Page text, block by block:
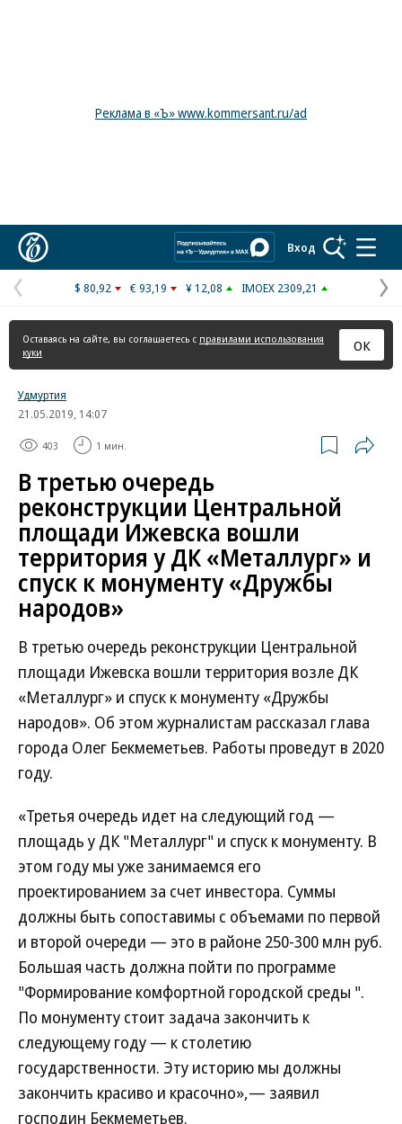
Реклама в «Ъ» www.kommersant.ru/ad
Вход
Предыдущая
страница
$ 80,92 € 93,19 ¥ 12,08 IMOEX 2309,21
Оставаясь на сайте, вы соглашаетесь с правилами использования
куки
ОК
Удмуртия
21.05.2019, 14:07
403 1 мин.
В третью очередь
реконструкции Центральной
площади Ижевска вошли
территория у ДК «Металлург» и
спуск к монументу «Дружбы
народов»
В третью очередь реконструкции Центральной
площади Ижевска вошли территория возле ДК
«Металлург» и спуск к монументу «Дружбы
народов». Об этом журналистам рассказал глава
города Олег Бекмеметьев. Работы проведут в 2020
году.
«Третья очередь идет на следующий год —
площадь у ДК "Металлург" и спуск к монументу. В
этом году мы уже занимаемся его
проектированием за счет инвестора. Суммы
должны быть сопоставимы с объемами по первой
и второй очереди — это в районе 250-300 млн руб.
Большая часть должна пойти по программе
"Формирование комфортной городской среды ".
По монументу стоит задача закончить к
следующему году — к столетию
государственности. Эту историю мы должны
закончить красиво и красочно»,— заявил
господин Бекмеметьев.